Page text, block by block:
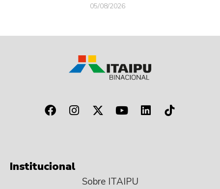
05/08/2026
Institucional
Sobre ITAIPU